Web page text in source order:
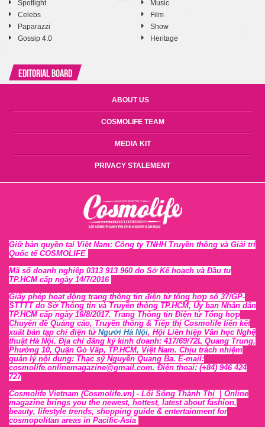
Spotlight
Celebs
Paparazzi
Gossip 4.0
Music
Film
Show
Heritage
Editorial Board
ABOUT US
COSMOLIFE TEAM
MEDIA KIT
PRIVACY STALEMENT
Giữ bản quyền tại Việt Nam: Công ty TNHH Truyền thông và Giải trí
Quốc tế COSMOLIFE
Mã số doanh nghiệp 0313 913 960 do Sở Kế hoạch và Đầu tư
TP.HCM cấp ngày 14/7/2016
Giấy phép hoạt động trang thông tin điện tử tổng hợp số 37/GP-
STTTT do Sở Thông tin và Truyền thông TP.HCM, Ủy ban Nhân dân
TP.HCM cấp ngày 16/8/2017. Trang Thông tin Điện tử Tổng hợp
Chuyên đề Quảng cáo, Truyền thông & Tiếp thị Cosmolife liên kết
xuất bản tạp chí điện tử Người Hà Nội, Hội Liên hiệp Văn học Nghệ
thuật Hà Nội. Địa chỉ đăng ký kinh doanh: 417/69/72L Quang Trung,
Phường 10, Quận Gò Vấp, TP.HCM, Việt Nam. Chịu trách nhiệm
quản lý nội dung: Thạc sỹ Nguyễn Quang Ba. E-mail:
cosmolife.onlinemagazine@gmail.com. Điện thoại: (+84) 946 424
727
Cosmolife Vietnam (Cosmolife.vn) - Lối Sống Thành Thị | Online
magazine brings you the newest, hottest, latest about fashion,
beauty, lifestyle trends, shopping guide & entertainment for
cosmopolitan areas in Pacific-Asia